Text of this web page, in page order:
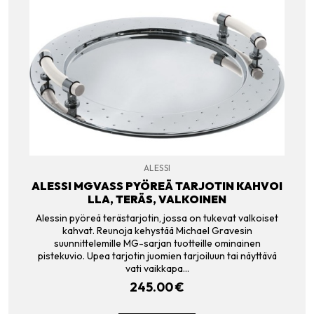
ALESSI
ALESSI MGVASS PYÖREÄ TARJOTIN KAHVOI
LLA, TERÄS, VALKOINEN
Alessin pyöreä terästarjotin, jossa on tukevat valkoiset
kahvat. Reunoja kehystää Michael Gravesin
suunnittelemille MG-sarjan tuotteille ominainen
pistekuvio. Upea tarjotin juomien tarjoiluun tai näyttävä
vati vaikkapa…
245.00€